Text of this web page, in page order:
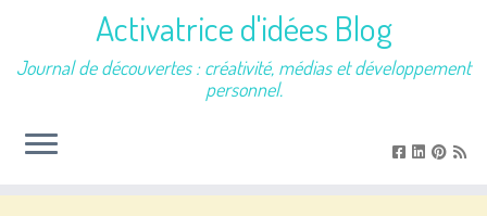
Activatrice d'idées Blog
Journal de découvertes : créativité, médias et développement
personnel.